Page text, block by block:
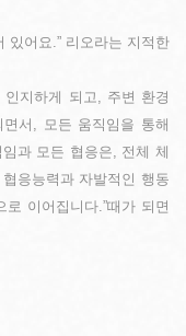
있어요.” 리오라는 지적한
지하게 되고, 주변 환경
서, 모든 움직임을 통해
과 모든 협응은, 전체 체
응능력과 자발적인 행동
이어집니다.”때가 되면